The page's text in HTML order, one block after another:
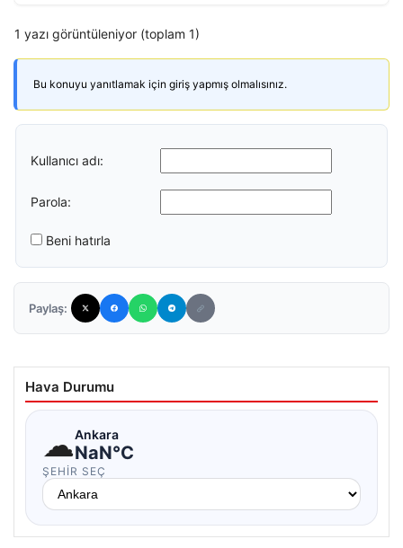
1 yazı görüntüleniyor (toplam 1)
Bu konuyu yanıtlamak için giriş yapmış olmalısınız.
Kullanıcı adı:
Parola:
Beni hatırla
Paylaş:
Hava Durumu
☁Ankara
NaN°C
ŞEHIR SEÇ